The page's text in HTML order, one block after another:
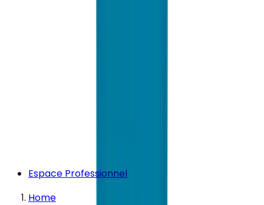
Espace Professionnel
Home